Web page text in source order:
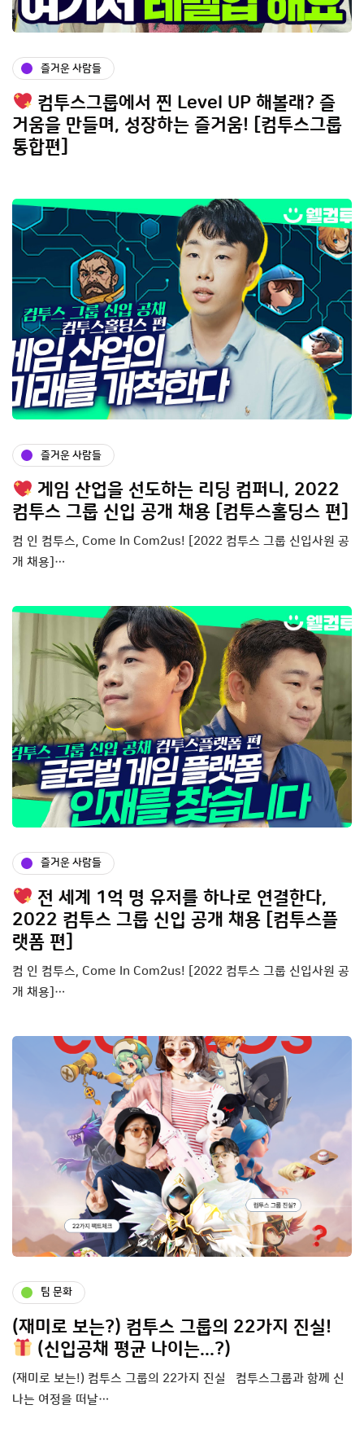
즐거운 사람들
컴투스그룹에서 찐 Level UP 해볼래? 즐
거움을 만들며, 성장하는 즐거움! [컴투스그룹
통합편]
즐거운 사람들
게임 산업을 선도하는 리딩 컴퍼니, 2022
컴투스 그룹 신입 공개 채용 [컴투스홀딩스 편]
컴 인 컴투스, Come In Com2us! [2022 컴투스 그룹 신입사원 공
개 채용]…
즐거운 사람들
전 세계 1억 명 유저를 하나로 연결한다,
2022 컴투스 그룹 신입 공개 채용 [컴투스플
랫폼 편]
컴 인 컴투스, Come In Com2us! [2022 컴투스 그룹 신입사원 공
개 채용]…
팀 문화
(재미로 보는?) 컴투스 그룹의 22가지 진실!
(신입공채 평균 나이는...?)
(재미로 보는!) 컴투스 그룹의 22가지 진실 컴투스그룹과 함께 신
나는 여정을 떠날…